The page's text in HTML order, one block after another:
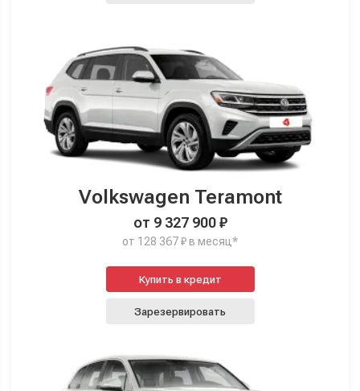
Volkswagen Teramont
от 9 327 900 ₽
от 128 367 ₽ в месяц*
Купить в кредит
Зарезервировать